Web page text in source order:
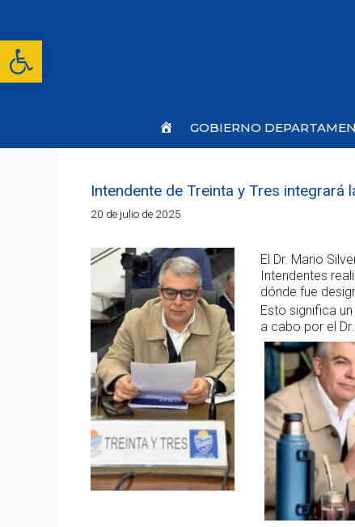
Abrir barra de herramientas
contenido
Inicio
GOBIERNO
Intendente de Treinta y Tres
20 de julio de 2025
El Dr. Mario
Intendentes
dónde fue
Esto significa
a cabo por el